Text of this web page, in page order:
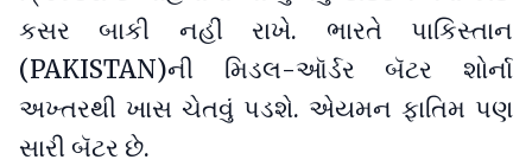
કસર બાકી નહીં રાખે. ભારતે પાકિસ્તાન
(PAKISTAN)ની મિડલ-ઑર્ડર બૅટર શોર્ના
અખ્તરથી ખાસ ચેતવું પડશે. એયમન ફાતિમ પણ
સારી બૅટર છે.